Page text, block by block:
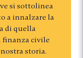
si sottolinea
a innalzare la
di quella
finanza civile
storia.